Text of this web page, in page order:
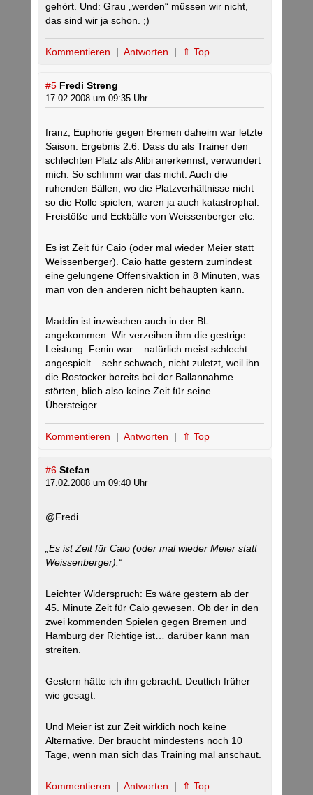
gehört. Und: Grau „werden“ müssen wir nicht,
das sind wir ja schon. ;)
Kommentieren | Antworten | ⇑ Top
#5 Fredi Streng
17.02.2008 um 09:35 Uhr
franz, Euphorie gegen Bremen daheim war letzte
Saison: Ergebnis 2:6. Dass du als Trainer den
schlechten Platz als Alibi anerkennst, verwundert
mich. So schlimm war das nicht. Auch die
ruhenden Bällen, wo die Platzverhältnisse nicht
so die Rolle spielen, waren ja auch katastrophal:
Freistöße und Eckbälle von Weissenberger etc.
Es ist Zeit für Caio (oder mal wieder Meier statt
Weissenberger). Caio hatte gestern zumindest
eine gelungene Offensivaktion in 8 Minuten, was
man von den anderen nicht behaupten kann.
Maddin ist inzwischen auch in der BL
angekommen. Wir verzeihen ihm die gestrige
Leistung. Fenin war – natürlich meist schlecht
angespielt – sehr schwach, nicht zuletzt, weil ihn
die Rostocker bereits bei der Ballannahme
störten, blieb also keine Zeit für seine
Übersteiger.
Kommentieren | Antworten | ⇑ Top
#6 Stefan
17.02.2008 um 09:40 Uhr
@Fredi
„Es ist Zeit für Caio (oder mal wieder Meier statt
Weissenberger).“
Leichter Widerspruch: Es wäre gestern ab der
45. Minute Zeit für Caio gewesen. Ob der in den
zwei kommenden Spielen gegen Bremen und
Hamburg der Richtige ist… darüber kann man
streiten.
Gestern hätte ich ihn gebracht. Deutlich früher
wie gesagt.
Und Meier ist zur Zeit wirklich noch keine
Alternative. Der braucht mindestens noch 10
Tage, wenn man sich das Training mal anschaut.
Kommentieren | Antworten | ⇑ Top